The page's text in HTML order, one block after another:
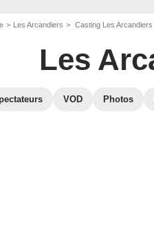
Les Arcandiers Casting Les Arcandiers
Les
VOD Photos